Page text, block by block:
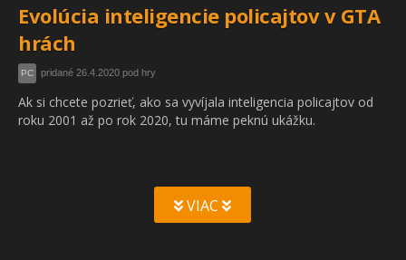
Evolúcia inteligencie policajtov v GTA
hrách
PC pridané 26.4.2020 pod hry
Ak si chcete pozrieť, ako sa vyvíjala inteligencia policajtov od
roku 2001 až po rok 2020, tu máme peknú ukážku.
VIAC